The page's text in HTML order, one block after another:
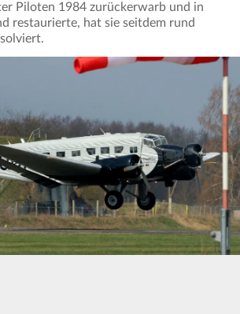
Piloten 1984 zurückerwarb und in
restaurierte, hat sie seitdem rund